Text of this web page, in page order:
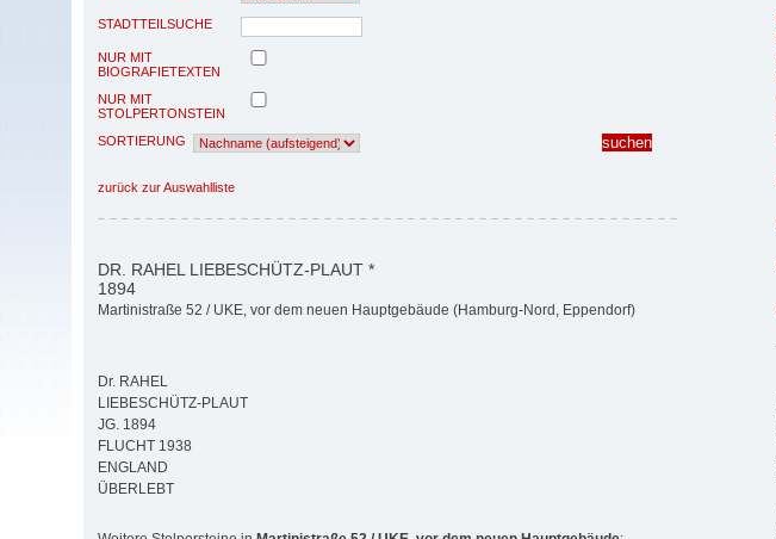
STADTTEILSUCHE
NUR MIT
BIOGRAFIETEXTEN
NUR MIT
STOLPERTONSTEIN
SORTIERUNG
zurück zur Auswahlliste
DR. RAHEL LIEBESCHÜTZ-PLAUT *
1894
Martinistraße 52 / UKE, vor dem neuen Hauptgebäude (Hamburg-Nord, Eppendorf)
Dr. RAHEL
LIEBESCHÜTZ-PLAUT
JG. 1894
FLUCHT 1938
ENGLAND
ÜBERLEBT